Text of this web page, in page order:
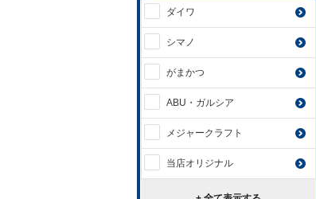
ダイワ
シマノ
がまかつ
ABU・ガルシア
メジャークラフト
当店オリジナル